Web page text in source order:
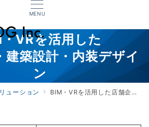
MENU
VRを活用した
建築設計・内装デザイ
ン
ューション BIM・VRを活用した店舗企画・建築設計・内装デザイン